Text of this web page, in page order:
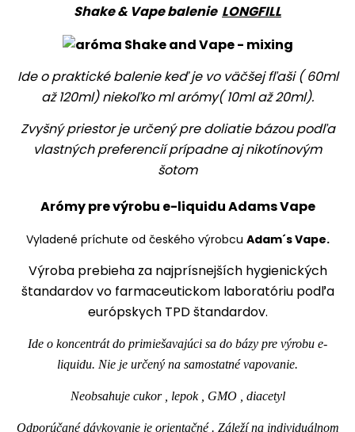
Shake & Vape balenie LONGFILL
Ide o praktické balenie keď je vo väčšej fľaši ( 60ml
až 120ml) niekoľko ml arómy( 10ml až 20ml).
Zvyšný priestor je určený pre doliatie bázou podľa
vlastných preferencií prípadne aj nikotínovým
šotom
Arómy pre výrobu e-liquidu Adams Vape
Vyladené príchute od českého výrobcu Adam´s Vape.
Výroba prebieha za najprísnejších hygienických
štandardov vo farmaceutickom laboratóriu podľa
európskych TPD štandardov.
Ide o koncentrát do primiešavajúci sa do bázy pre výrobu e-
liquidu. Nie je určený na samostatné vapovanie.
Neobsahuje cukor , lepok , GMO , diacetyl
Odporúčané dávkovanie je orientačné . Záleží na individuálnom